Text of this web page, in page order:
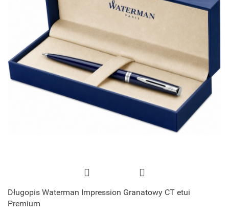
Długopis Waterman Impression Granatowy CT etui
Premium